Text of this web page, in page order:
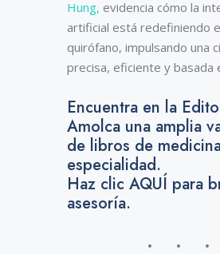
Hung, evidencia cómo la
artificial está redefiniendo
quirófano, impulsando una
precisa, eficiente y basada
Encuentra en la
Amolca una amplia
de libros de
especialidad.
Haz clic AQUÍ para
asesoría.